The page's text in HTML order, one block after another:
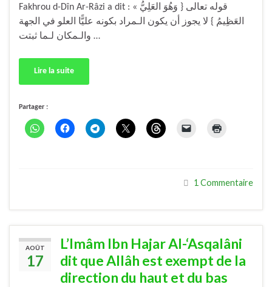
Fakhrou d-Dîn Ar-Râzi a dit : « قوله تعالى { وَهُوَ العَلِيُّ
العَظِيمُ } لا يجوز أن يكون الـمراد بكونه عليًّا العلو في الجهة
والـمكان لـما ثبتت …
Lire la suite
Partager :
1 Commentaire
AOÛT
17
L’Imâm Ibn Hajar Al-‘Asqalâni
dit que Allâh est exempt de la
direction du haut et du bas